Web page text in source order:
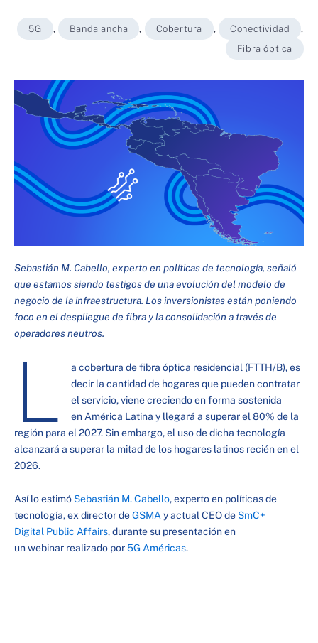
5G , Banda ancha , Cobertura , Conectividad
,
Fibra óptica
Sebastián M. Cabello, experto en políticas de tecnología, señaló
que estamos siendo testigos de una evolución del modelo de
negocio de la infraestructura. Los inversionistas están poniendo
foco en el despliegue de fibra y la consolidación a través de
operadores neutros.
L
a cobertura de fibra óptica residencial (FTTH/B), es
decir la cantidad de hogares que pueden contratar
el servicio, viene creciendo en forma sostenida
en América Latina y llegará a superar el 80% de la
región para el 2027. Sin embargo, el uso de dicha tecnología
alcanzará a superar la mitad de los hogares latinos recién en el
2026.
Así lo estimó Sebastián M. Cabello, experto en políticas de
tecnología, ex director deGSMAy actual CEO de SmC+
Digital Public Affairs, durante su presentación en
un webinar realizado por5G Américas.